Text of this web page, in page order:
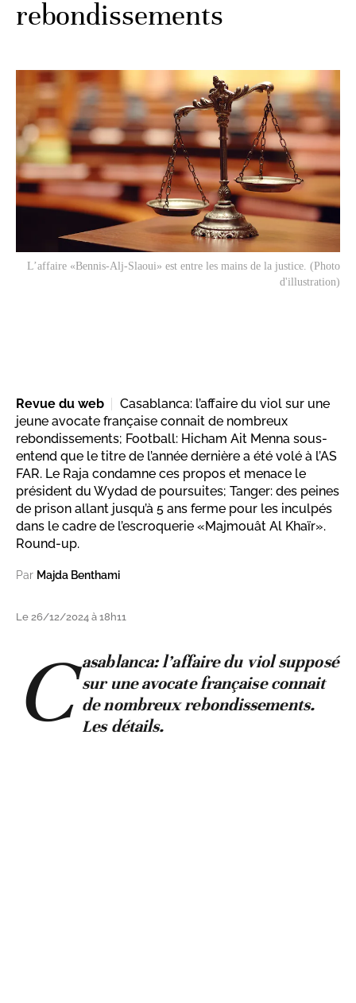
rebondissements
L’affaire «Bennis-Alj-Slaoui» est entre les mains de la justice. (Photo
d'illustration)
Revue du web
Casablanca: l’affaire du viol sur une
jeune avocate française connait de nombreux
rebondissements; Football: Hicham Ait Menna sous-
entend que le titre de l’année dernière a été volé à l’AS
FAR. Le Raja condamne ces propos et menace le
président du Wydad de poursuites; Tanger: des peines
de prison allant jusqu’à 5 ans ferme pour les inculpés
dans le cadre de l’escroquerie «Majmouât Al Khaïr».
Round-up.
Par Majda Benthami
Le 26/12/2024 à 18h11
C asablanca: l’affaire du viol supposé
sur une avocate française connait
de nombreux rebondissements.
Les détails.